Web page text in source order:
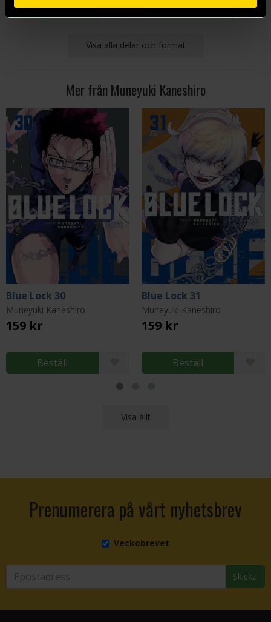
Beställ Beställ
Visa alla delar och format
Mer från Muneyuki Kaneshiro
Blue Lock 30
Muneyuki Kaneshiro
159 kr
Beställ
Blue Lock 31
Muneyuki Kaneshiro
159 kr
Beställ
Visa allt
Prenumerera på vårt nyhetsbrev
Veckobrevet
Skicka